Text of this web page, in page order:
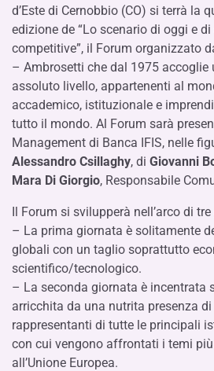
d’Este di Cernobbio (CO) si terrà la
edizione de “Lo scenario di oggi e
competitive”, il Forum organizzato
– Ambrosetti che dal 1975 accoglie
assoluto livello, appartenenti al
accademico, istituzionale e
tutto il mondo. Al Forum sarà
Management di Banca IFIS, nelle
Alessandro Csillaghy, di Giovanni
Mara Di Giorgio, Responsabile
Il Forum si svilupperà nell’arco di
– La prima giornata è solitamente
globali con un taglio soprattutto
scientifico/tecnologico.
– La seconda giornata è incentrata
arricchita da una nutrita presenza
rappresentanti di tutte le principali
con cui vengono affrontati i temi
all’Unione Europea.